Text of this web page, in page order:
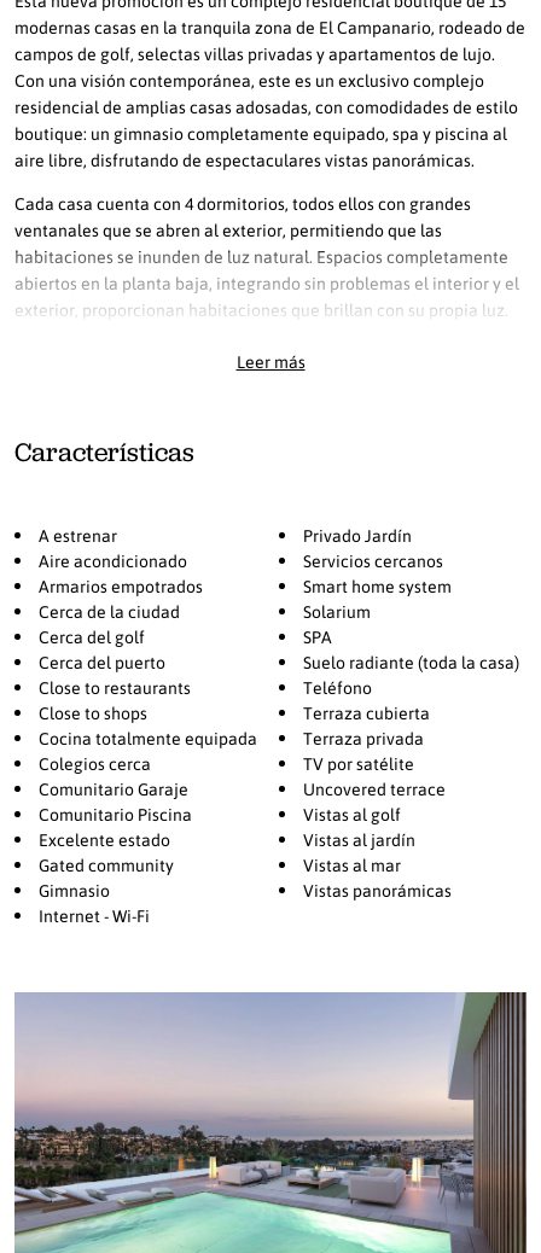
modernas casas en la tranquila zona de El Campanario, rodeado de
campos de golf, selectas villas privadas y apartamentos de lujo.
Con una visión contemporánea, este es un exclusivo complejo
residencial de amplias casas adosadas, con comodidades de estilo
boutique: un gimnasio completamente equipado, spa y piscina al
aire libre, disfrutando de espectaculares vistas panorámicas.
Cada casa cuenta con 4 dormitorios, todos ellos con grandes
ventanales que se abren al exterior, permitiendo que las
habitaciones se inunden de luz natural. Espacios completamente
abiertos en la planta baja, integrando sin problemas el interior y el
exterior, proporcionan habitaciones que brillan con su propia luz.
Todas las casas cuentan con aparcamiento subterráneo para 2
escenario perfecto para aprovechar al máximo el cálido clima
El encantador campo de golf y club de El Campanario completan
esta elegante comunidad en la Nueva Milla de Oro, sirviendo como
un maravilloso punto de encuentro para sus residentes. La zona
circundante también alberga varios clubes de golf, como El
Paraíso, Atalaya y Guadalmina, así como centros comerciales con
todo tipo de servicios.
Leer más
Características
A estrenar
Aire acondicionado
Armarios empotrados
Cerca de la ciudad
Cerca del golf
Cerca del puerto
Close to restaurants
Close to shops
Cocina totalmente equipada
Colegios cerca
Comunitario Garaje
Comunitario Piscina
Excelente estado
Gated community
Gimnasio
Internet - Wi-Fi
Privado Jardín
Servicios cercanos
Smart home system
Solarium
SPA
Suelo radiante (toda la casa)
Teléfono
Terraza cubierta
Terraza privada
TV por satélite
Uncovered terrace
Vistas al golf
Vistas al jardín
Vistas al mar
Vistas panorámicas